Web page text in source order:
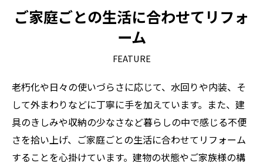
ご家庭ごとの生活に合わせてリフォ
ーム
FEATURE
老朽化や日々の使いづらさに応じて、水回りや内装、そ
して外まわりなどに丁寧に手を加えています。また、建
具のきしみや収納の少なさなど暮らしの中で感じる不便
さを拾い上げ、ご家庭ごとの生活に合わせてリフォーム
することを心掛けています。建物の状態やご家族様の構